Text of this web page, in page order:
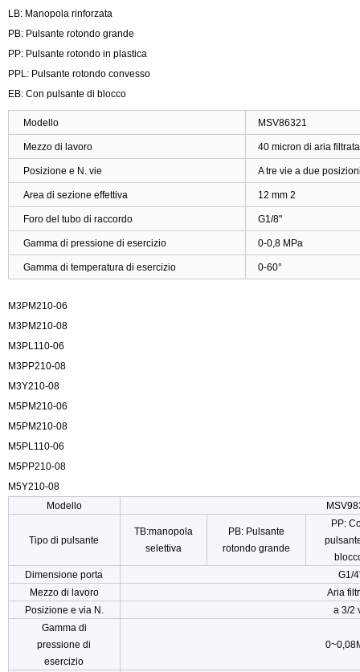
LB: Manopola rinforzata
PB: Pulsante rotondo grande
PP: Pulsante rotondo in plastica
PPL: Pulsante rotondo convesso
EB: Con pulsante di blocco
Modello MSV86321
Mezzo di lavoro 40 micron di aria filtrata
Posizione e N. vie A tre vie a due
Area di sezione effettiva 12 mm 2
Foro del tubo di raccordo G1/8"
Gamma di pressione di esercizio 0-0,8 MPa
Gamma di temperatura di esercizio 0-60°
M3PM210-06
M3PM210-08
M3PL110-06
M3PP210-08
M3Y210-08
M5PM210-06
M5PM210-08
M5PL110-06
M5PP210-08
M5Y210-08
Modello
Tipo di pulsante
TB:manopola
selettiva
PB: Pulsante
rotondo grande
PP:
Dimensione porta
G1/
Mezzo di lavoro
Aria
Posizione e via N.
a 3/2
Gamma di
pressione di
esercizio